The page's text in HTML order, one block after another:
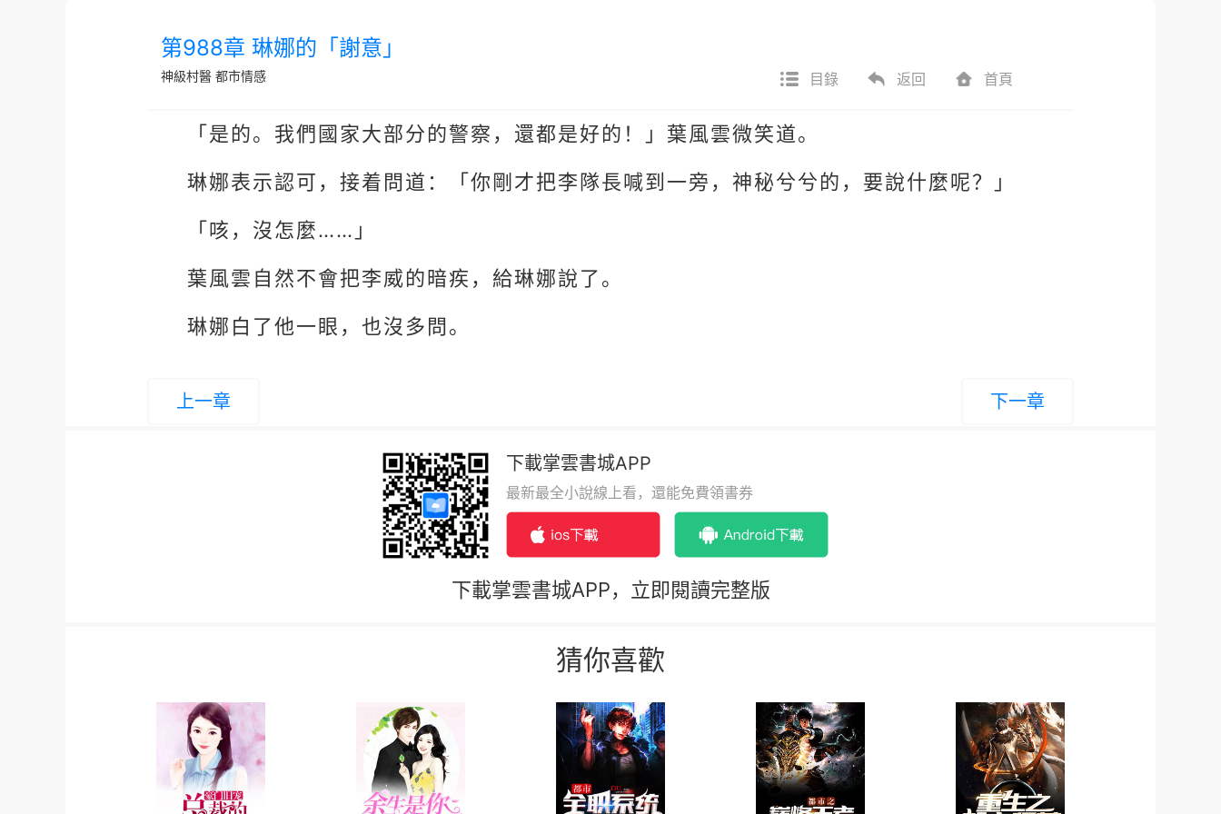
第988章 琳娜的「謝意」
神級村醫 都市情感 目錄 返回 首頁
「是的。我們國家大部分的警察，還都是好的！」葉風雲微笑道。
琳娜表示認可，接着問道：「你剛才把李隊長喊到一旁，神秘兮兮的，要說什麼呢？」
「咳，沒怎麼……」
葉風雲自然不會把李威的暗疾，給琳娜說了。
琳娜白了他一眼，也沒多問。
上一章 下一章
下載掌雲書城APP
最新最全小說線上看，還能免費領書券
下載掌雲書城APP，立即閱讀完整版
猜你喜歡